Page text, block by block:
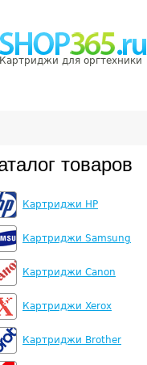
Картриджи для оргтехники
товаров
Картриджи HP
Картриджи Samsung
Картриджи Canon
Картриджи Xerox
Картриджи Brother